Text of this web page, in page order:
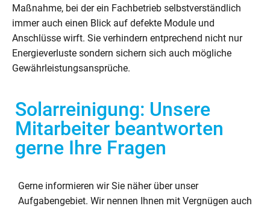
Maßnahme, bei der ein Fachbetrieb selbstverständlich
immer auch einen Blick auf defekte Module und
Anschlüsse wirft. Sie verhindern entprechend nicht nur
Energieverluste sondern sichern sich auch mögliche
Gewährleistungsansprüche.
Solarreinigung: Unsere
Mitarbeiter beantworten
gerne Ihre Fragen
Gerne informieren wir Sie näher über unser
Aufgabengebiet. Wir nennen Ihnen mit Vergnügen auch